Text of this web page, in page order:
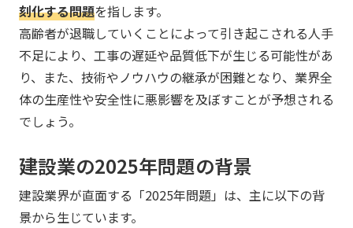
刻化する問題を指します。
高齢者が退職していくことによって引き起こされる人手
不足により、工事の遅延や品質低下が生じる可能性があ
り、また、技術やノウハウの継承が困難となり、業界全
体の生産性や安全性に悪影響を及ぼすことが予想される
でしょう。
建設業の2025年問題の背景
建設業界が直面する「2025年問題」は、主に以下の背
景から生じています。